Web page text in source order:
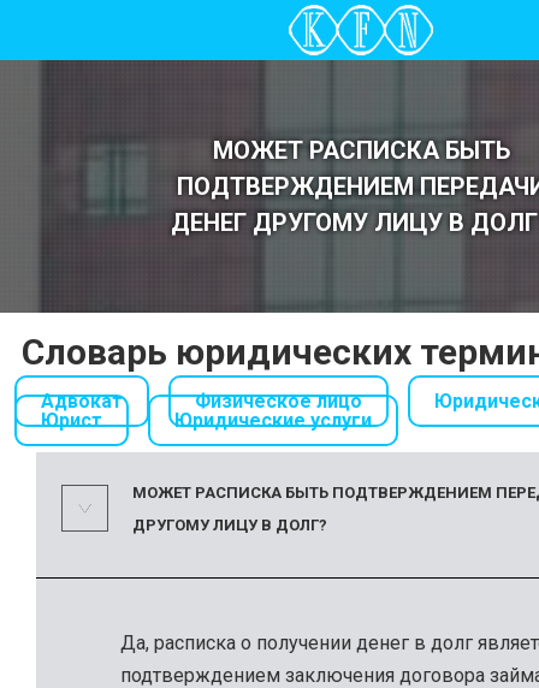
МОЖЕТ РАСПИСКА БЫТЬ
ПОДТВЕРЖДЕНИЕМ
ДЕНЕГ ДРУГОМУ ЛИЦУ В
Словарь юридических
Адвокат Физическое лицо
Юрист
Юридические услуги
МОЖЕТ РАСПИСКА БЫТЬ ПОДТВЕРЖДЕНИЕМ
ДРУГОМУ ЛИЦУ В ДОЛГ?
Да, расписка о получении денег в долг
подтверждением заключения договора